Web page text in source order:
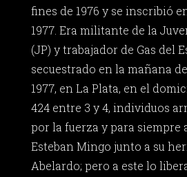
fines de 1976 y se inscribió
1977. Era militante de la
(JP) y trabajador de Gas del
secuestrado en la mañana
1977, en La Plata, en el
424 entre 3 y 4, individuos
por la fuerza y para siempre
Esteban Mingo junto a su
Abelardo; pero a este lo